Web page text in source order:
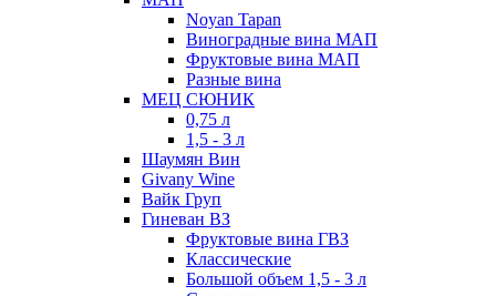
Noyan Tapan
Виноградные вина МАП
Фруктовые вина МАП
Разные вина
МЕЦ СЮНИК
0,75 л
1,5 - 3 л
Шаумян Вин
Givany Wine
Вайк Груп
Гиневан ВЗ
Фруктовые вина ГВЗ
Классические
Большой объем 1,5 - 3 л